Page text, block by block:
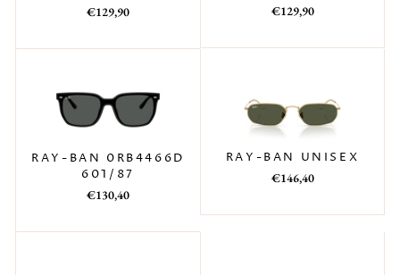
Prezzo
Prezzo
€129,90
Prezzo
listino
Prezzo
€129,90
RAY-BAN 0RB4466D
601/87
Prezzo
Prezzo
€130,40
RAY-BAN UNISEX
Prezzo
listino
Prezzo
€146,40